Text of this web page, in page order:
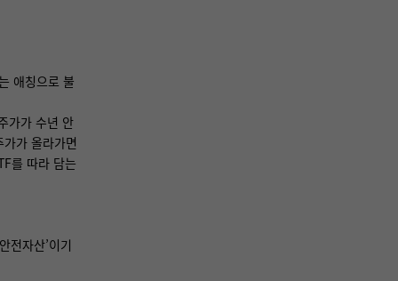
애칭으로 불
가가 수년 안
가 올라가면
를 따라 담는
전자산’이기